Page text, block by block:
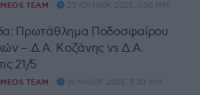
TEAM 23 ΙΟΥΝΊΟΥ 2025, 1:00 ΜΜ
Πρωτάθλημα Ποδοσφαίρου
– Δ.Α. Κοζάνης vs Δ.Α.
21/5
TEAM 19 ΜΑΪ́ΟΥ 2025, 5:33 ΜΜ